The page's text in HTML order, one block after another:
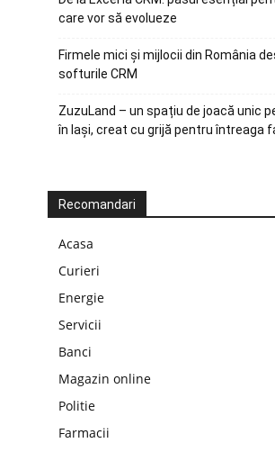
care vor să evolueze
Firmele mici și mijlocii din România
softurile CRM
ZuzuLand – un spațiu de joacă unic
în Iași, creat cu grijă pentru întreaga
Recomandari
Acasa
Curieri
Energie
Servicii
Banci
Magazin online
Politie
Farmacii